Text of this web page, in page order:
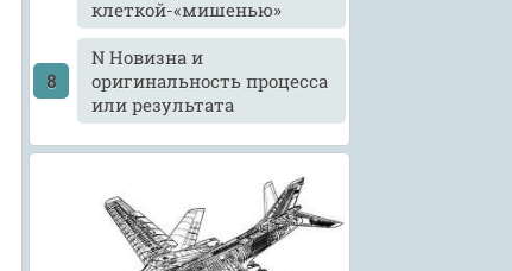
клеткой-«мишенью»
N Новизна и
оригинальность процесса
или результата